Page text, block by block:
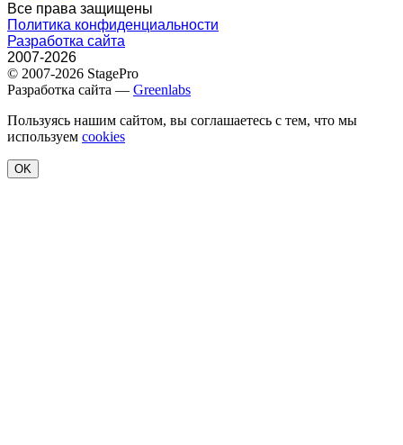
Все права защищены
Политика конфиденциальности
Разработка сайта
2007-2026
© 2007-2026 StagePro
Разработка сайта — Greenlabs
Пользуясь нашим сайтом, вы соглашаетесь с тем, что мы
используем cookies
OK